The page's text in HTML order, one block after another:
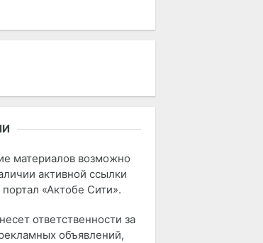
материалов возможно
активной ссылки
«Актобе Сити».
ответственности за
объявлений,